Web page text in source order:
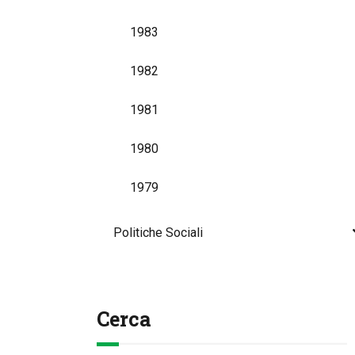
1983
1982
1981
1980
1979
Politiche Sociali
Cerca